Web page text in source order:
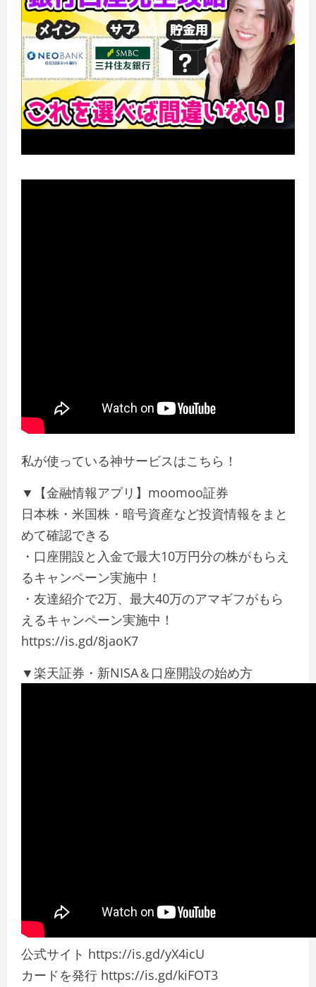
私が使っている神サービスはこちら！
▼【金融情報アプリ】moomoo証券
日本株・米国株・暗号資産など投資情報をまと
めて確認できる
・口座開設と入金で最大10万円分の株がもらえ
るキャンペーン実施中！
・友達紹介で2万、最大40万のアマギフがもら
えるキャンペーン実施中！
https://is.gd/8jaoK7
▼楽天証券・新NISA＆口座開設の始め方
公式サイト https://is.gd/yX4icU
カードを発行 https://is.gd/kiFOT3